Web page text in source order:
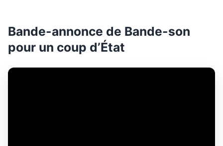
Bande-annonce de Bande-son
pour un coup d’État